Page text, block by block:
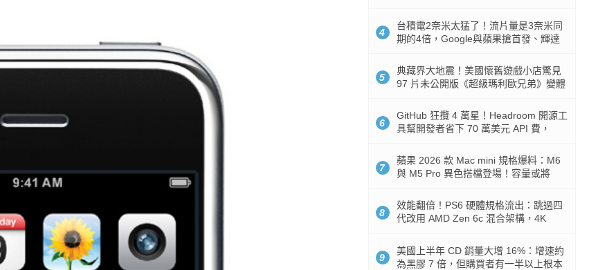
4
台積電2奈米太猛了！流片量是3奈米同
期的4倍，Google與蘋果搶首發、輝達
5
典藏界大地震！美國懷舊遊戲小店驚見
97 片未公開版《超級瑪利歐兄弟》變體
6
GitHub 狂攬 4 萬星！Headroom 開源工
具幫開發者省下 70 萬美元 API 費，
7
蘋果 2026 款 Mac mini 規格爆料：M6
與 M5 Pro 異色搭檔登場！容量或將
8
效能翻倍！PS6 硬體規格流出：跳過四
代改用 AMD Zen 6c 混合架構，4K
9
美國上半年 CD 銷量大增 16%：增速約
為黑膠 7 倍，但購買者有一半以上根本